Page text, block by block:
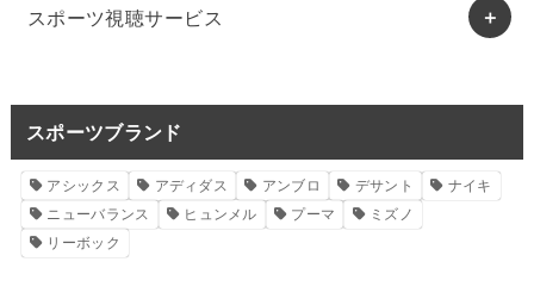
スポーツ視聴サービス
スポーツブランド
アシックス アディダス アンブロ デサント
ナイキ
ニューバランス
ヒュンメル プーマ
ミズノ
リーボック